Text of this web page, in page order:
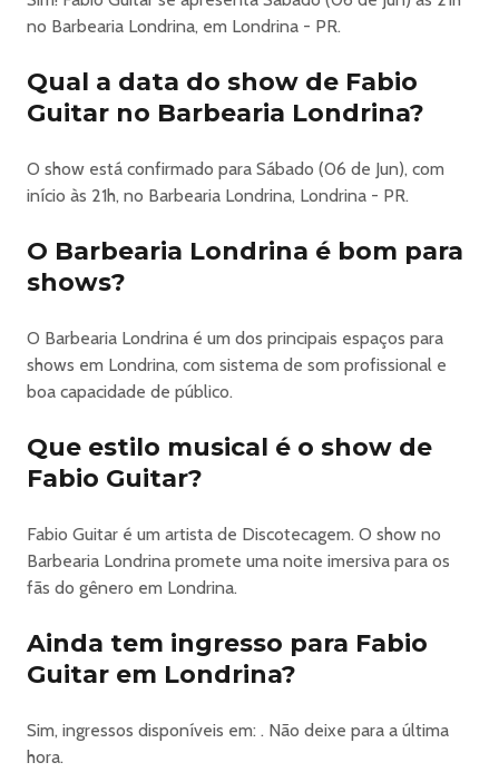
custos dos artistas. Também contamos com sua
crédito, PIX ou dinheiro, e ajuda o rolê
continuar. Chave pix barbearialondrina@hotmail.com
Cartaz: demetriusjimme
no Barbearia Londrina, em Londrina - PR.
Qual a data do show de Fabio
Guitar no Barbearia Londrina?
O show está confirmado para Sábado (06 de Jun), com
início às 21h, no Barbearia Londrina, Londrina - PR.
O Barbearia Londrina é bom para
shows?
O Barbearia Londrina é um dos principais espaços para
shows em Londrina, com sistema de som profissional e
boa capacidade de público.
Que estilo musical é o show de
Fabio Guitar?
Fabio Guitar é um artista de Discotecagem. O show no
Barbearia Londrina promete uma noite imersiva para os
fãs do gênero em Londrina.
Ainda tem ingresso para Fabio
Guitar em Londrina?
Sim, ingressos disponíveis em: . Não deixe para a última
hora.